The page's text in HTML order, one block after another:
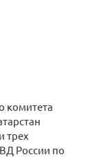
комитета
трех
России по